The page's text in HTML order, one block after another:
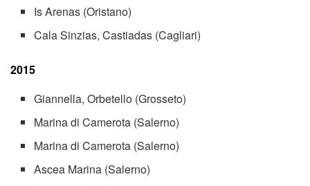
Is Arenas (Oristano)
Cala Sinzias, Castiadas (Cagliari)
2015
Giannella, Orbetello (Grosseto)
Marina di Camerota (Salerno)
Marina di Camerota (Salerno)
Ascea Marina (Salerno)